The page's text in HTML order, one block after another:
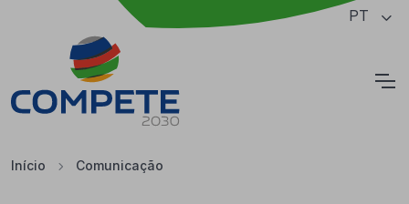
Saltar para o conteúdo principal da página PT
Início Comunicação